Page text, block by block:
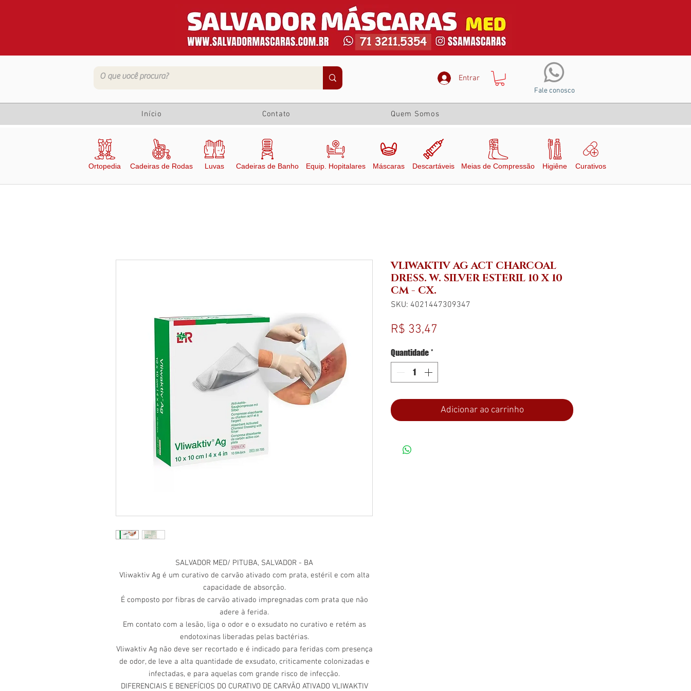
Início Contato Quem Somos
Entrar
Fale conosco
Ortopedia Cadeiras de Rodas Luvas Cadeiras de Banho Equip. Hopitalares Máscaras Descartáveis Meias de Compressão Higiêne Curativos
SALVADOR MED/ PITUBA, SALVADOR - BA
Vliwaktiv Ag é um curativo de carvão ativado com prata, estéril e com alta
capacidade de absorção.
É composto por fibras de carvão ativado impregnadas com prata que não
adere à ferida.
Em contato com a lesão, liga o odor e o exsudato no curativo e retém as
endotoxinas liberadas pelas bactérias.
Vliwaktiv Ag não deve ser recortado e é indicado para feridas com presença
de odor, de leve a alta quantidade de exsudato, criticamente colonizadas e
infectadas, e para aquelas com grande risco de infecção.
DIFERENCIAIS E BENEFÍCIOS DO CURATIVO DE CARVÃO ATIVADO VLIWAKTIV
VLIWAKTIV AG ACT CHARCOAL
DRESS. W. SILVER ESTERIL 10 X 10
CM - CX.
SKU: 4021447309347
R$ 33,47
Quantidade *
Adicionar ao carrinho